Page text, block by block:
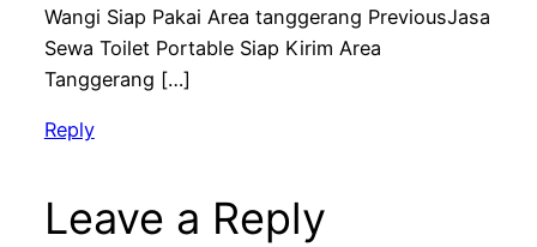
Wangi Siap Pakai Area tanggerang PreviousJasa
Sewa Toilet Portable Siap Kirim Area
Tanggerang […]
Reply
Leave a Reply